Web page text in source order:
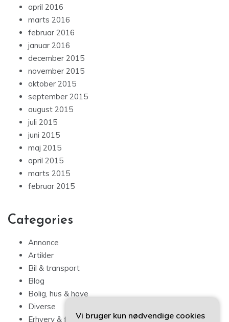
april 2016
marts 2016
februar 2016
januar 2016
december 2015
november 2015
oktober 2015
september 2015
august 2015
juli 2015
juni 2015
maj 2015
april 2015
marts 2015
februar 2015
Categories
Annonce
Artikler
Bil & transport
Blog
Bolig, hus & have
Diverse
Erhverv & forbrugVi bruger kun nødvendige cookies